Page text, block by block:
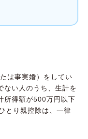
は事実婚）をしてい
ない人のうち、生計を
所得額が500万円以下
とり親控除は、一律